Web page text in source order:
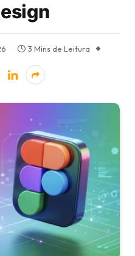
3 Mins de Leitura